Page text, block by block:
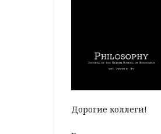
Дорогие коллеги!